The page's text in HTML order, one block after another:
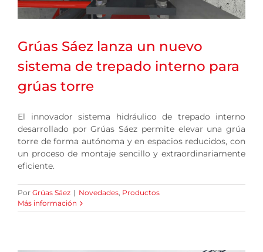
Grúas Sáez lanza un nuevo
sistema de trepado interno para
grúas torre
El innovador sistema hidráulico de trepado interno
desarrollado por Grúas Sáez permite elevar una grúa
torre de forma autónoma y en espacios reducidos, con
un proceso de montaje sencillo y extraordinariamente
eficiente.
Por Grúas Sáez | Novedades, Productos
Más información